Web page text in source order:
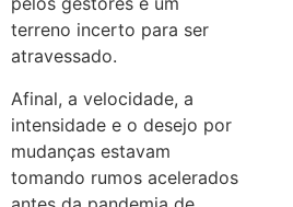
terreno incerto para ser
atravessado.
Afinal, a velocidade, a
intensidade e o desejo por
mudanças estavam
tomando rumos acelerados